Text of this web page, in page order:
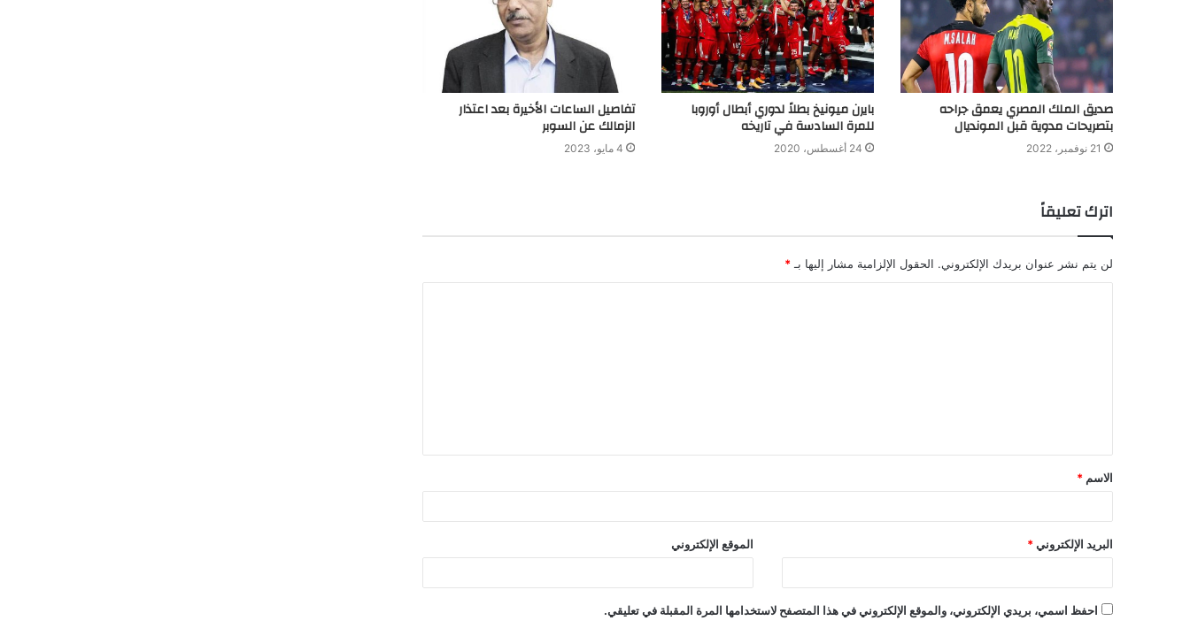
صديق الملك المصري يعمق جراحه
بتصريحات مدوية قبل المونديال
21 نوفمبر، 2022
بايرن ميونيخ بطلاً لدوري أبطال أوروبا
للمرة السادسة في تاريخه
24 أغسطس، 2020
تفاصيل الساعات الأخيرة بعد اعتذار
الزمالك عن السوبر
4 مايو، 2023
اترك تعليقاً
لن يتم نشر عنوان بريدك الإلكتروني. الحقول الإلزامية مشار إليها بـ *
الاسم *
البريد الإلكتروني * الموقع الإلكتروني
احفظ اسمي، بريدي الإلكتروني، والموقع الإلكتروني في هذا المتصفح لاستخدامها المرة المقبلة في تعليقي.